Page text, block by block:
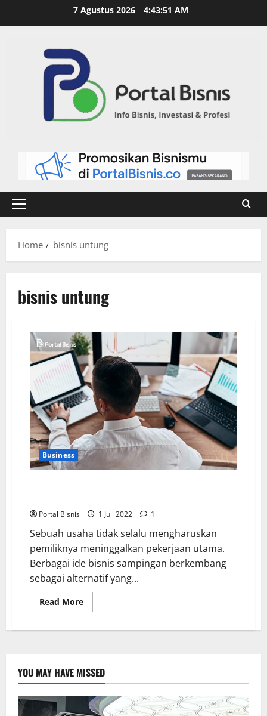
7 Agustus 2026 4:43:52 AM
Home bisnis untung
bisnis untung
Business
Portal Bisnis 1 Juli 2022 1
Sebuah usaha tidak selalu mengharuskan
pemiliknya meninggalkan pekerjaan utama.
Berbagai ide bisnis sampingan berkembang
sebagai alternatif yang...
Read More
YOU MAY HAVE MISSED